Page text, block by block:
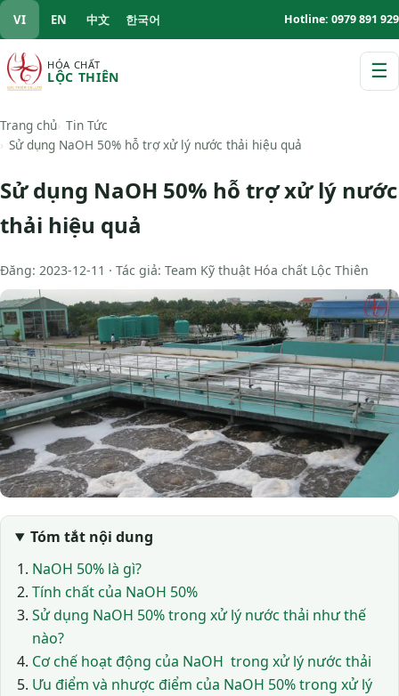
VI EN 中文 한국어 Hotline: 0979 891 929
HÓA CHẤT
LỘC THIÊN ☰
Trang chủ Tin Tức
Sử dụng NaOH 50% hỗ trợ xử lý nước thải hiệu quả
Sử dụng NaOH 50% hỗ trợ xử lý nước
thải hiệu quả
Đăng: 2023-12-11 · Tác giả: Team Kỹ thuật Hóa chất Lộc Thiên
Tóm tắt nội dung
NaOH 50% là gì?
Tính chất của NaOH 50%
Sử dụng NaOH 50% trong xử lý nước thải như thế
nào?
Cơ chế hoạt động của NaOH trong xử lý nước thải
Ưu điểm và nhược điểm của NaOH 50% trong xử lý